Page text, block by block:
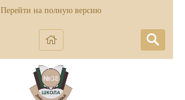
Перейти на полную версию